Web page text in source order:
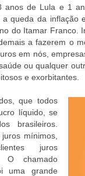
anos de Lula e 1
a queda da
do Itamar Franco.
a fazerem o
em nós,
ou qualquer
e exorbitantes.
que todos
líquido, se
brasileiros.
mínimos,
juros
O chamado
uma grande